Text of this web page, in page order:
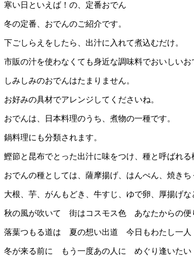
寒い日といえば！の、定番おでん
冬の定番、おでんのご紹介です。
下ごしらえをしたら、出汁に入れて煮込むだけ。
市販の汁を使わなくても身近な調味料でおいしいお
しみしみのおでんはたまりません。
お好みの具材でアレンジしてくださいね。
おでんは、日本料理のうち、煮物の一種です。
鍋料理にも分類されます。
鰹節と昆布でとった出汁に味をつけ、種と呼ばれる
おでんの種としては、薩摩揚げ、はんぺん、焼きち
大根、芋、がんもどき、牛すじ、ゆで卵、厚揚げな
秋の風が吹いて 街はコスモス色 あなたからの
落葉つもる道は 夏の想い出道 今日もわたし一
冬が来る前に もう一度あの人に めぐり逢いたい